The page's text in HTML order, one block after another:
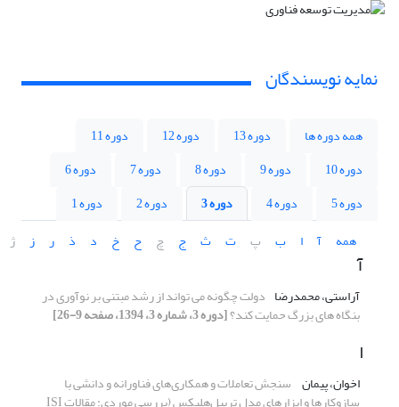
نمایه نویسندگان
همه دوره ها دوره 13 دوره 12
دوره 11
دوره 10
دوره 9 دوره 8 دوره 7
دوره 6
دوره 5
دوره 4 دوره 3 دوره 2
دوره 1
همه
آ ا ب پ ت ث ج چ ح خ د ذ ر ز ژ
آ
آراستی، محمدرضا دولت چگونه می تواند از رشد مبتنی بر نوآوری در
بنگاه های بزرگ حمایت کند؟[دوره 3، شماره 3، 1394، صفحه 9-26]
ا
اخوان، پیمان ‏ سنجش تعاملات و همکاری‌های فناورانه و دانشی با